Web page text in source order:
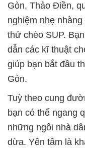
Gòn, Thảo Điền,
nghiệm nhẹ
thử chèo SUP.
dẫn các kĩ thuật
giúp bạn bắt đầu
Gòn.
Tuỳ theo cung
bạn có thể ngang
những ngôi nhà
dừa. Yên tâm là